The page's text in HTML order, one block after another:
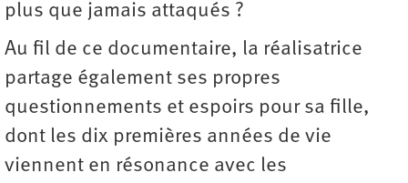
plus que jamais attaqués ?
Au fil de ce documentaire, la réalisatrice
partage également ses propres
questionnements et espoirs pour sa fille,
dont les dix premières années de vie
viennent en résonance avec les